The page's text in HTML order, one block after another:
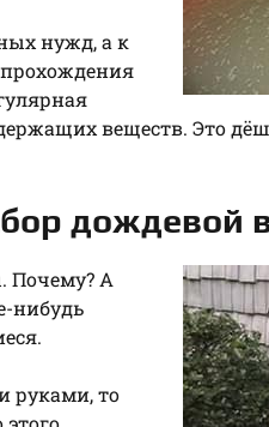
нужд, а к
веществ. Это
дождевой
Почему? А
нибудь
руками, то